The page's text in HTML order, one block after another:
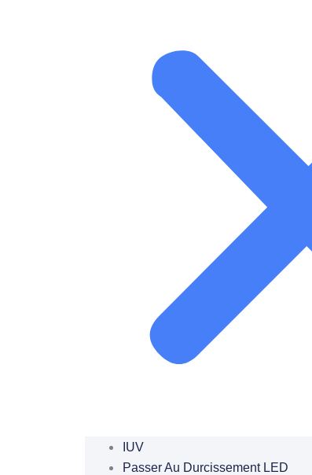
IUV
Passer Au Durcissement LED